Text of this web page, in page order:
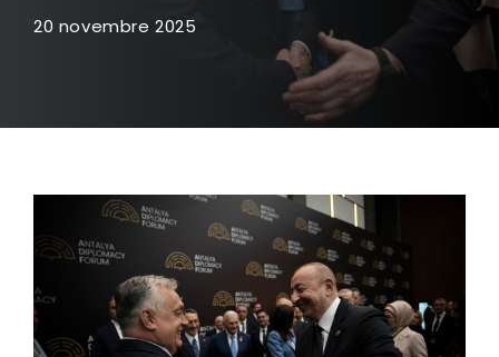
20 novembre 2025